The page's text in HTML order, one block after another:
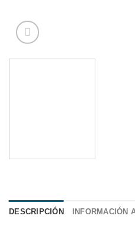
DESCRIPCIÓN INFORMACIÓN